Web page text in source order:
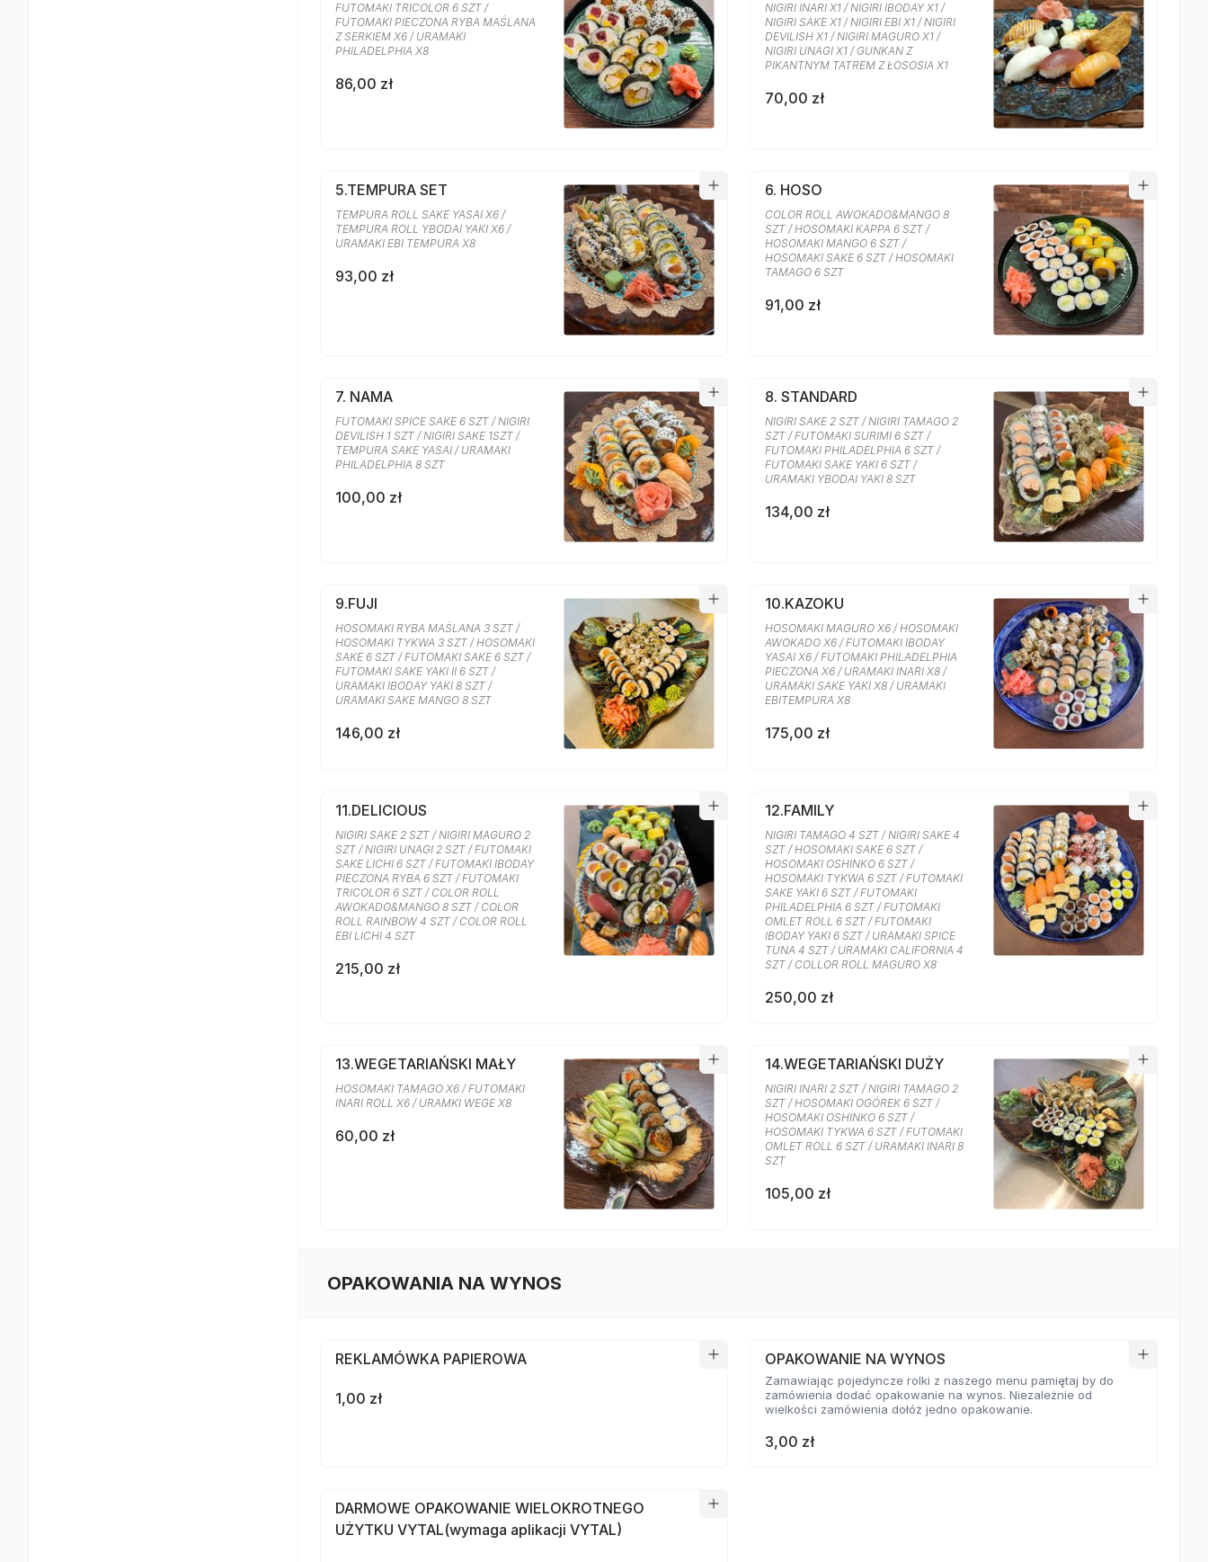
FUTOMAKI TRICOLOR 6 SZT /
FUTOMAKI PIECZONA RYBA MAŚLANA
Z SERKIEM X6 / URAMAKI
PHILADELPHIA X8
86,00 zł
NIGIRI INARI X1 / NIGIRI IBODAY X1 /
NIGIRI SAKE X1 / NIGIRI EBI X1 / NIGIRI
DEVILISH X1 / NIGIRI MAGURO X1 /
NIGIRI UNAGI X1 / GUNKAN Z
PIKANTNYM TATREM Z ŁOSOSIA X1
70,00 zł
5.TEMPURA SET
TEMPURA ROLL SAKE YASAI X6 /
TEMPURA ROLL YBODAI YAKI X6 /
URAMAKI EBI TEMPURA X8
93,00 zł
6. HOSO
COLOR ROLL AWOKADO&MANGO 8
SZT / HOSOMAKI KAPPA 6 SZT /
HOSOMAKI MANGO 6 SZT /
HOSOMAKI SAKE 6 SZT / HOSOMAKI
TAMAGO 6 SZT
91,00 zł
7. NAMA
FUTOMAKI SPICE SAKE 6 SZT / NIGIRI
DEVILISH 1 SZT / NIGIRI SAKE 1SZT /
TEMPURA SAKE YASAI / URAMAKI
PHILADELPHIA 8 SZT
100,00 zł
8. STANDARD
NIGIRI SAKE 2 SZT / NIGIRI TAMAGO 2
SZT / FUTOMAKI SURIMI 6 SZT /
FUTOMAKI PHILADELPHIA 6 SZT /
FUTOMAKI SAKE YAKI 6 SZT /
URAMAKI YBODAI YAKI 8 SZT
134,00 zł
9.FUJI
HOSOMAKI RYBA MAŚLANA 3 SZT /
HOSOMAKI TYKWA 3 SZT / HOSOMAKI
SAKE 6 SZT / FUTOMAKI SAKE 6 SZT /
FUTOMAKI SAKE YAKI II 6 SZT /
URAMAKI IBODAY YAKI 8 SZT /
URAMAKI SAKE MANGO 8 SZT
146,00 zł
10.KAZOKU
HOSOMAKI MAGURO X6 / HOSOMAKI
AWOKADO X6 / FUTOMAKI IBODAY
YASAI X6 / FUTOMAKI PHILADELPHIA
PIECZONA X6 / URAMAKI INARI X8 /
URAMAKI SAKE YAKI X8 / URAMAKI
EBITEMPURA X8
175,00 zł
11.DELICIOUS
NIGIRI SAKE 2 SZT / NIGIRI MAGURO 2
SZT / NIGIRI UNAGI 2 SZT / FUTOMAKI
SAKE LICHI 6 SZT / FUTOMAKI IBODAY
PIECZONA RYBA 6 SZT / FUTOMAKI
TRICOLOR 6 SZT / COLOR ROLL
AWOKADO&MANGO 8 SZT / COLOR
ROLL RAINBOW 4 SZT / COLOR ROLL
EBI LICHI 4 SZT
215,00 zł
12.FAMILY
NIGIRI TAMAGO 4 SZT / NIGIRI SAKE 4
SZT / HOSOMAKI SAKE 6 SZT /
HOSOMAKI OSHINKO 6 SZT /
HOSOMAKI TYKWA 6 SZT / FUTOMAKI
SAKE YAKI 6 SZT / FUTOMAKI
PHILADELPHIA 6 SZT / FUTOMAKI
OMLET ROLL 6 SZT / FUTOMAKI
IBODAY YAKI 6 SZT / URAMAKI SPICE
TUNA 4 SZT / URAMAKI CALIFORNIA 4
SZT / COLLOR ROLL MAGURO X8
250,00 zł
13.WEGETARIAŃSKI MAŁY
HOSOMAKI TAMAGO X6 / FUTOMAKI
INARI ROLL X6 / URAMKI WEGE X8
60,00 zł
14.WEGETARIAŃSKI DUŻY
NIGIRI INARI 2 SZT / NIGIRI TAMAGO 2
SZT / HOSOMAKI OGÓREK 6 SZT /
HOSOMAKI OSHINKO 6 SZT /
HOSOMAKI TYKWA 6 SZT / FUTOMAKI
OMLET ROLL 6 SZT / URAMAKI INARI 8
SZT
105,00 zł
OPAKOWANIA NA WYNOS
REKLAMÓWKA PAPIEROWA
1,00 zł
OPAKOWANIE NA WYNOS
Zamawiając pojedyncze rolki z naszego menu pamiętaj by do
zamówienia dodać opakowanie na wynos. Niezależnie od
wielkości zamówienia dołóż jedno opakowanie.
3,00 zł
DARMOWE OPAKOWANIE WIELOKROTNEGO
UŻYTKU VYTAL(wymaga aplikacji VYTAL)